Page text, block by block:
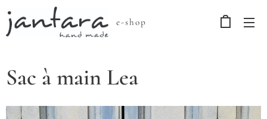
e-shop
Sac à main Lea